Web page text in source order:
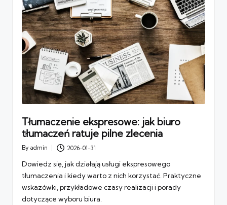
Tłumaczenie ekspresowe: jak biuro
tłumaczeń ratuje pilne zlecenia
Posted
By admin 2026-01-31
Dowiedz się, jak działają usługi ekspresowego
tłumaczenia i kiedy warto z nich korzystać. Praktyczne
wskazówki, przykładowe czasy realizacji i porady
dotyczące wyboru biura.